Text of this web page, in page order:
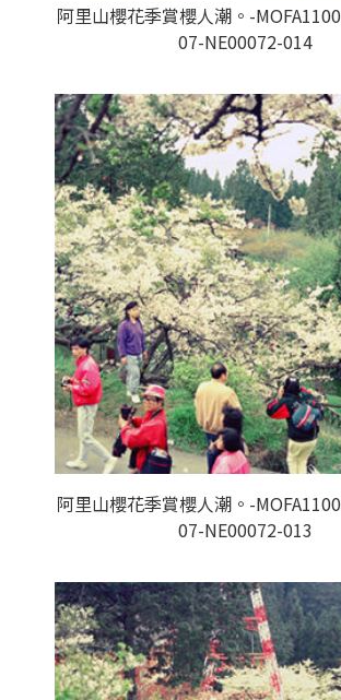
阿里山櫻花季賞櫻人潮。-
07-NE00072-014
阿里山櫻花季賞櫻人潮。-
07-NE00072-013